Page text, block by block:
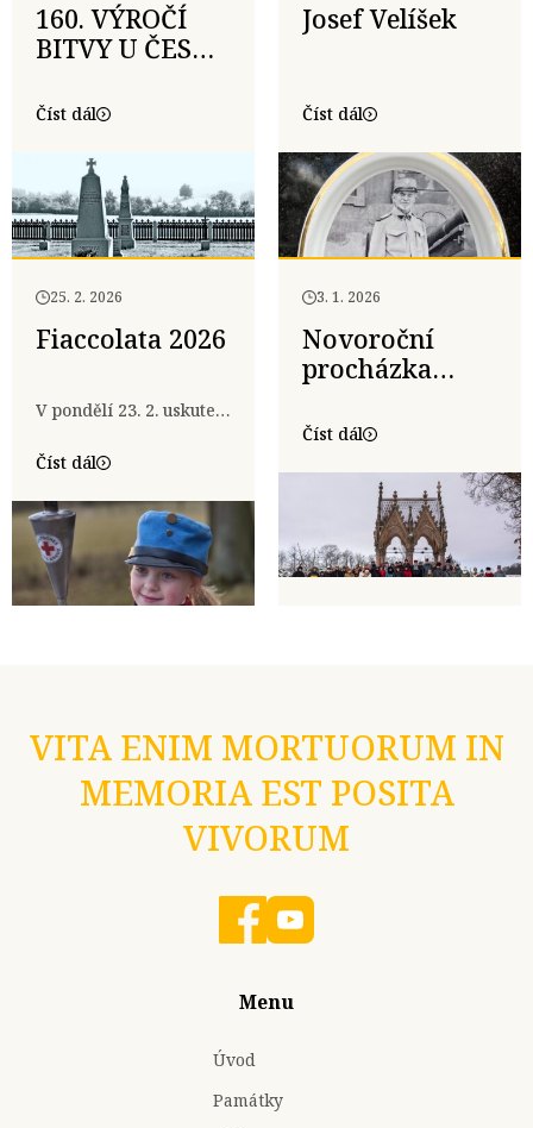
160. VÝROČÍ
BITVY U ČESKÉ
28.6.2026
Číst dál
Josef Velíšek
Číst dál
25. 2. 2026
Fiaccolata 2026
V pondělí 23. 2. uskutečnilo na pietních místech Prusko-rakouské války 1866
Číst dál
3. 1. 2026
Novoroční
procházka
výročí 1866.
Číst dál
VITA ENIM MORTUORUM IN
MEMORIA EST POSITA
VIVORUM
Menu
Úvod
Památky